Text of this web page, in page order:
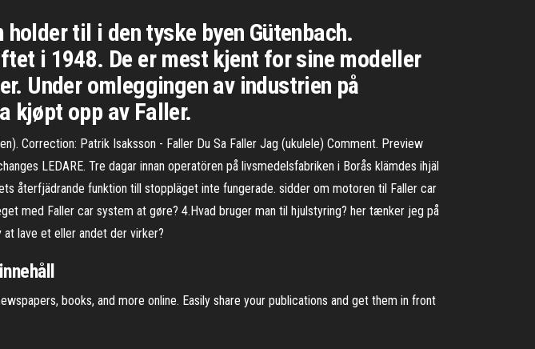
til i den tyske byen Gütenbach.
i 1948. De er mest kjent for sine modeller
Under omleggingen av industrien på
kjøpt opp av Faller.
Correction: Patrik Isaksson - Faller Du Sa Faller Jag (ukulele) Comment. Preview
LEDARE. Tre dagar innan operatören på livsmedelsfabriken i Borås klämdes ihjäl
återfjädrande funktion till stoppläget inte fungerade. sidder om motoren til Faller car
med Faller car system at gøre? 4.Hvad bruger man til hjulstyring? her tænker jeg på
lave et eller andet der virker?
books, and more online. Easily share your publications and get them in front